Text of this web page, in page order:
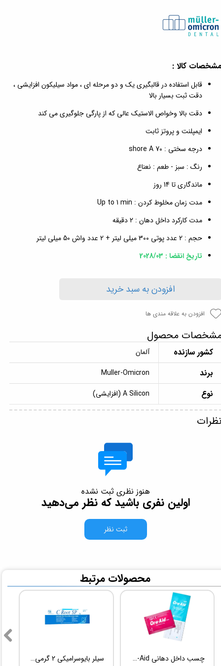
کالا :
قابل استفاده در قالبگیری یک و دو مرحله ای ، مواد سیلیکون افزایشی ،
دقت ثبت بسیار بالا
دقت بالا وخواص الاستیک عالی که از پارگی جلوگیری می کند
ایمپلنت و پروتز ثابت
درجه سختی : shore A 70
رنگ : سبز - طعم : نعناع
ماندگاری تا 14 روز
مدت زمان مخلوط کردن : Up to 1 min
مدت کارکرد داخل دهان : 2 دقیقه
حجم : 2 عدد پوتی 300 میلی لیتر + 2 عدد واش 50 میلی لیتر
تاریخ انقضا : 2028/03
افزودن به سبد خرید
افزودن به علاقه مندی ها
محصول
کشور سازنده آلمان
برند Muller-Omicron
نوع A Silicon (افزایشی)
هنوز نظری ثبت نشده
اولین نفری باشید که نظر می‌دهید
ثبت نظر
سیلر بایوسرامیکی 2 گرمی Root Dental Medical C-Root SP چسب داخل دهانی TBM Ora-Aid
​محصولات مرتبط